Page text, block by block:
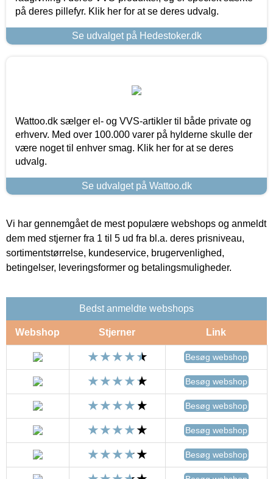
på deres pillefyr. Klik her for at se deres udvalg.
Se udvalget på Hedestoker.dk
Wattoo.dk sælger el- og VVS-artikler til både private og
erhverv. Med over 100.000 varer på hylderne skulle der
være noget til enhver smag. Klik her for at se deres
udvalg.
Se udvalget på Wattoo.dk
Vi har gennemgået de mest populære webshops og anmeldt
dem med stjerner fra 1 til 5 ud fra bl.a. deres prisniveau,
sortimentstørrelse, kundeservice, brugervenlighed,
betingelser, leveringsformer og betalingsmuligheder.
Bedst anmeldte webshops
Webshop Stjerner Link
Besøg webshop
Besøg webshop
Besøg webshop
Besøg webshop
Besøg webshop